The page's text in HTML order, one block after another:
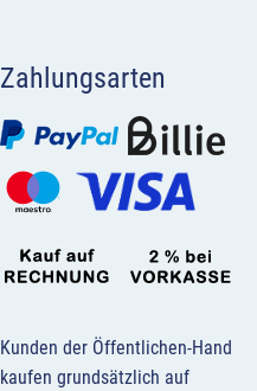
Zahlungsarten
Kunden der Öffentlichen-Hand
kaufen grundsätzlich auf